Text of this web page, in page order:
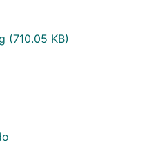
(710.05 KB)